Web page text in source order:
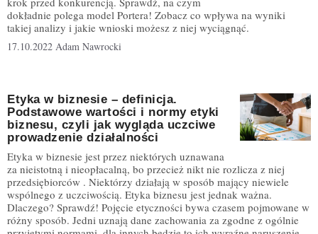
dokładnie polega model Portera! Zobacz co wpływa na wyniki
takiej analizy i jakie wnioski możesz z niej wyciągnąć.
17.10.2022 Adam Nawrocki
Etyka w biznesie – definicja.
Podstawowe wartości i normy etyki
biznesu, czyli jak wygląda uczciwe
prowadzenie działalności
Etyka w biznesie jest przez niektórych uznawana
za nieistotną i nieopłacalną, bo przecież nikt nie rozlicza z niej
przedsiębiorców . Niektórzy działają w sposób mający niewiele
wspólnego z uczciwością. Etyka biznesu jest jednak ważna.
Dlaczego? Sprawdź! Pojęcie etyczności bywa czasem pojmowane w
różny sposób. Jedni uznają dane zachowania za zgodne z ogólnie